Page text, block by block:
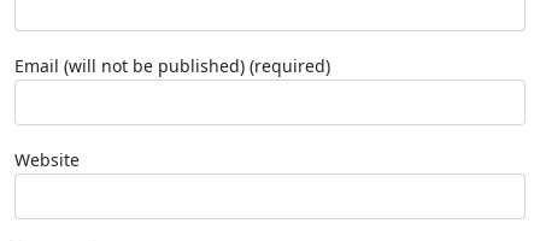
Email (will not be published) (required)
Website